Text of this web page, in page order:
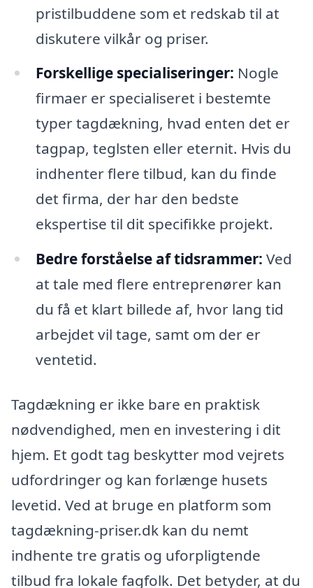
pristilbuddene som et redskab til at
diskutere vilkår og priser.
Forskellige specialiseringer: Nogle
firmaer er specialiseret i bestemte
typer tagdækning, hvad enten det er
tagpap, teglsten eller eternit. Hvis du
indhenter flere tilbud, kan du finde
det firma, der har den bedste
ekspertise til dit specifikke projekt.
Bedre forståelse af tidsrammer: Ved
at tale med flere entreprenører kan
du få et klart billede af, hvor lang tid
arbejdet vil tage, samt om der er
ventetid.
Tagdækning er ikke bare en praktisk
nødvendighed, men en investering i dit
hjem. Et godt tag beskytter mod vejrets
udfordringer og kan forlænge husets
levetid. Ved at bruge en platform som
tagdækning-priser.dk kan du nemt
indhente tre gratis og uforpligtende
tilbud fra lokale fagfolk. Det betyder, at du